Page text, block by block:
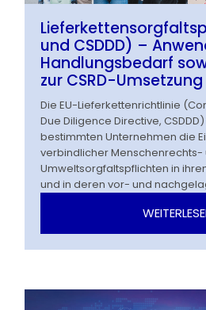
und CSDDD) –
Handlungsbedarf
zur CSRD-Umsetzung
Die EU-Lieferkettenrichtlinie
Due Diligence Directive,
bestimmten Unternehmen die
verbindlicher Menschenrechts-
Umweltsorgfaltspflichten in
und in deren vor- und